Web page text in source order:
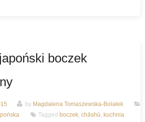
boczek
by Magdalena Tomaszewska-Bolałek
Tagged boczek, chāshū, kuchnia